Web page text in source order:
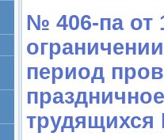
№ 406-па от
период